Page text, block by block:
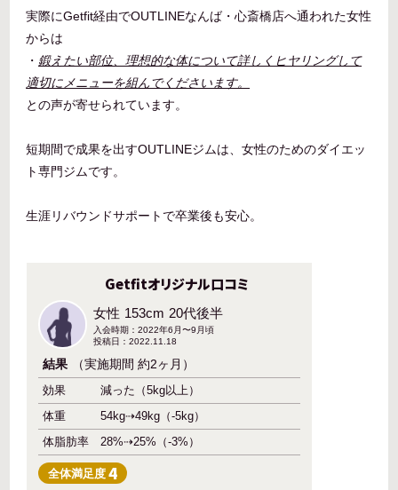
実際にGetfit経由でOUTLINEなんば・心斎橋店へ通われた女性
からは
・ 鍛えたい部位、理想的な体について詳しくヒヤリングして
適切にメニューを組んでくださいます。
との声が寄せられています。
短期間で成果を出すOUTLINEジムは、女性のためのダイエッ
ト専門ジムです。
生涯リバウンドサポートで卒業後も安心。
Getfitオリジナル口コミ
女性 153cm 20代後半
入会時期：2022年6月〜9月頃
投稿日：2022.11.18
結果 （実施期間 約2ヶ月）
効果
減った（5kg以上）
体重
54kg⇢49kg（-5kg）
体脂肪率
28%⇢25%（-3%）
全体満足度 4